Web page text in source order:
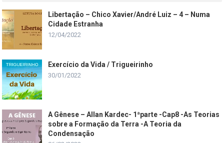
Libertação – Chico Xavier/André Luiz – 4 – Numa
Cidade Estranha
12/04/2022
Exercício da Vida / Trigueirinho
30/01/2022
A Gênese – Allan Kardec- 1ªparte -Cap8 -As Teorias
sobre a Formação da Terra -A Teoria da
Condensação